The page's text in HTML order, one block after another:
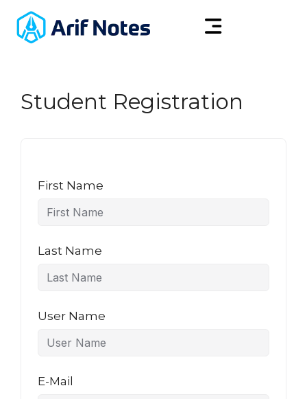
Student Registration
First Name
Last Name
User Name
E-Mail